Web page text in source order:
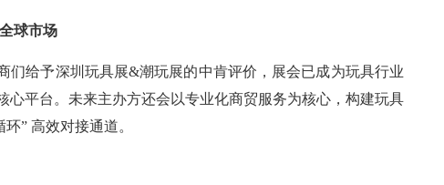
球市场
们给予深圳玩具展&潮玩展的中肯评价，展会已成为玩具行业
心平台。未来主办方还会以专业化商贸服务为核心，构建玩具
” 高效对接通道。